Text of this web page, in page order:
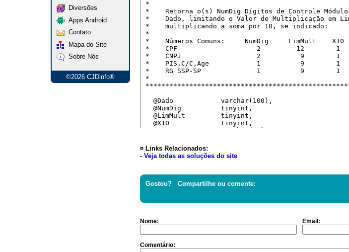
Diversões
Apps Android
Contato
Mapa do Site
Sobre Nós
©2026 CJDinfo®
¤ Links Relacionados:
- Veja todas as soluções do site
Gostou? Compartilhe ou comente:
Nome: Email:
Comentário: